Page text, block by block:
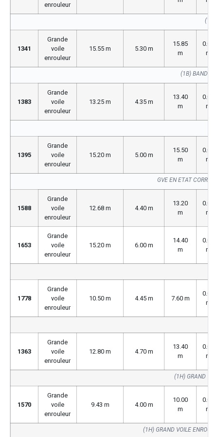
enrouleur
1341
Grande
voile
enrouleur
15.55 m 5.30 m
15.85
m
0.00
m
(1B) BANDE
1383
Grande
voile
enrouleur
13.25 m 4.35 m
13.40
m
0.00
m
1395
Grande
voile
enrouleur
15.20 m 5.00 m
15.50
m
0.00
m
GVE EN ETAT
1588
Grande
voile
enrouleur
12.68 m 4.40 m
13.20
m
0.00
m
1653
Grande
voile
enrouleur
15.20 m 6.00 m
14.40
m
0.00
m
1778
Grande
voile
enrouleur
10.50 m 4.45 m 7.60 m
0.00
m
1363
Grande
voile
enrouleur
12.80 m 4.70 m
13.40
m
0.00
m
(1H) GRAND
1570
Grande
voile
enrouleur
9.43 m 4.00 m
10.00
m
0.00
m
(1H) GRAND VOILE